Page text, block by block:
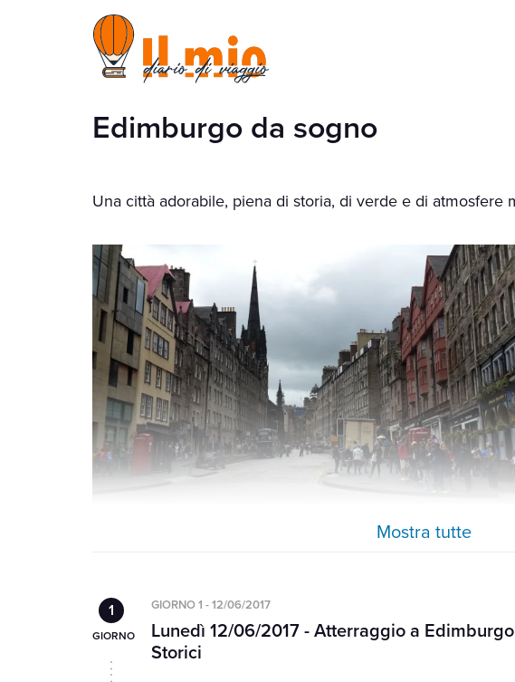
Edimburgo da sogno
Una città adorabile, piena di storia, di verde e di atmosfere
Mostra tutte
GIORNO 1 - 12/06/2017
Lunedì 12/06/2017 - Atterraggio a
Storici